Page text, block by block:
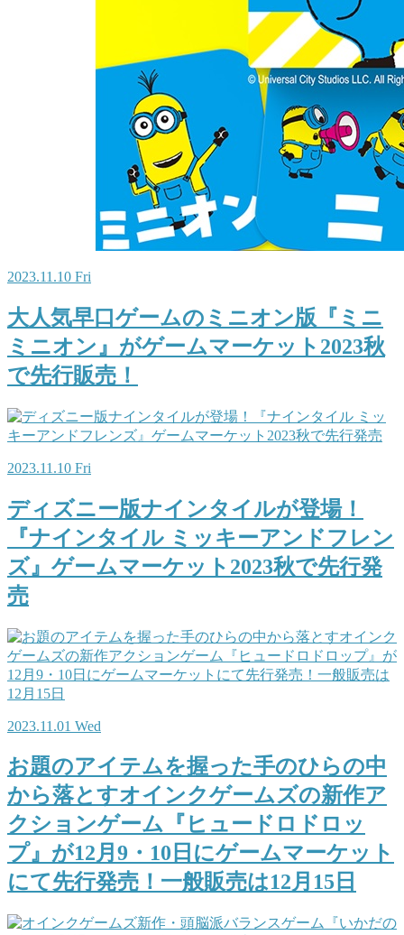
2023.11.10 Fri
大人気早口ゲームのミニオン版『ミニ
ミニオン』がゲームマーケット2023秋
で先行販売！
2023.11.10 Fri
ディズニー版ナインタイルが登場！
『ナインタイル ミッキーアンドフレン
ズ』ゲームマーケット2023秋で先行発
売
2023.11.01 Wed
お題のアイテムを握った手のひらの中
から落とすオインクゲームズの新作ア
クションゲーム『ヒュードロドロッ
プ』が12月9・10日にゲームマーケット
にて先行発売！一般販売は12月15日